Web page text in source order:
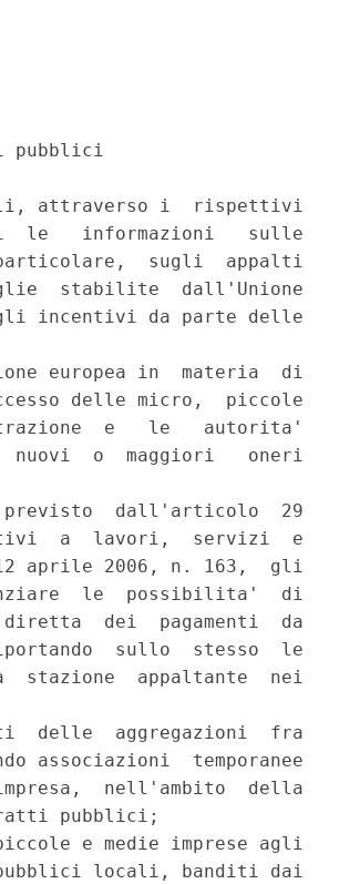
pubblici
attraverso i  rispettivi
le   informazioni   sulle
sugli  appalti
stabilite  dall'Unione
incentivi da parte delle
europea in  materia  di
delle micro,  piccole
e   le   autorita'
nuovi  o  maggiori   oneri
dall'articolo  29
a  lavori,  servizi  e
aprile 2006, n. 163,  gli
le  possibilita'  di
diretta  dei  pagamenti  da
sullo  stesso  le
stazione  appaltante  nei
delle  aggregazioni  fra
associazioni  temporanee
nell'ambito  della
pubblici;
e medie imprese agli
locali, banditi dai